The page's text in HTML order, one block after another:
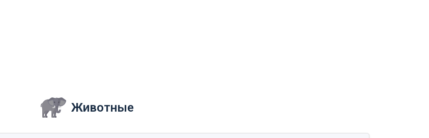
Животные